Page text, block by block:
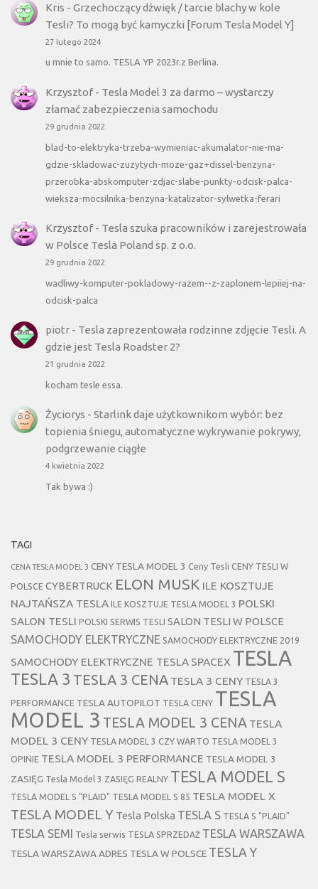
Kris - Grzechoczący dźwięk / tarcie blachy w kole
Tesli? To mogą być kamyczki [Forum Tesla Model Y]
27 lutego 2024
u mnie to samo. TESLA YP 2023r.z Berlina.
Krzysztof- Tesla Model 3 za darmo – wystarczy
złamać zabezpieczenia samochodu
29 grudnia 2022
blad-to-elektryka-trzeba-wymieniac-akumalator-nie-ma-
gdzie-skladowac-zuzytych-moze-gaz+dissel-benzyna-
przerobka-abskomputer-zdjac-slabe-punkty-odcisk-palca-
wieksza-mocsilnika-benzyna-katalizator-sylwetka-ferari
Krzysztof- Tesla szuka pracowników i zarejestrowała
w Polsce Tesla Poland sp. z o.o.
29 grudnia 2022
wadliwy-komputer-pokladowy-razem--z-zaplonem-lepiiej-na-
odcisk-palca
piotr- Tesla zaprezentowała rodzinne zdjęcie Tesli. A
gdzie jest Tesla Roadster 2?
21 grudnia 2022
kocham tesle essa.
Życiorys - Starlink daje użytkownikom wybór: bez
topienia śniegu, automatyczne wykrywanie pokrywy,
podgrzewanie ciągłe
4 kwietnia 2022
Tak bywa :)
TAGI
CENA TESLA MODEL 3 CENY TESLA MODEL 3 Ceny Tesli CENY TESLI W
POLSCE CYBERTRUCK ELON MUSK ILE KOSZTUJE
NAJTAŃSZA TESLA
ILE KOSZTUJE TESLA MODEL 3 POLSKI
SALON TESLI POLSKI SERWIS TESLI SALON TESLI W POLSCE
SAMOCHODY ELEKTRYCZNE SAMOCHODY ELEKTRYCZNE 2019
SAMOCHODY ELEKTRYCZNE TESLA SPACEX TESLA
TESLA 3 TESLA 3 CENA TESLA 3 CENY TESLA 3
PERFORMANCE TESLA AUTOPILOT TESLA CENY TESLA
MODEL 3 TESLA MODEL 3 CENA TESLA
MODEL 3 CENY TESLA MODEL 3 CZY WARTO TESLA MODEL 3
OPINIE TESLA MODEL 3 PERFORMANCE TESLA MODEL 3
ZASIĘG Tesla Model 3 ZASIĘG REALNY TESLA MODEL S
TESLA MODEL S "PLAID" TESLA MODEL S 85 TESLA MODEL X
TESLA MODEL Y Tesla Polska TESLA S TESLA S "PLAID"
TESLA SEMI Tesla serwis TESLA SPRZEDAŻ TESLA WARSZAWA
TESLA WARSZAWA ADRES TESLA W POLSCE TESLA Y